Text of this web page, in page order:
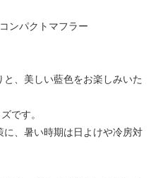
ンパクトマフラー
、美しい藍色をお楽しみいた
です。
、暑い時期は日よけや冷房対